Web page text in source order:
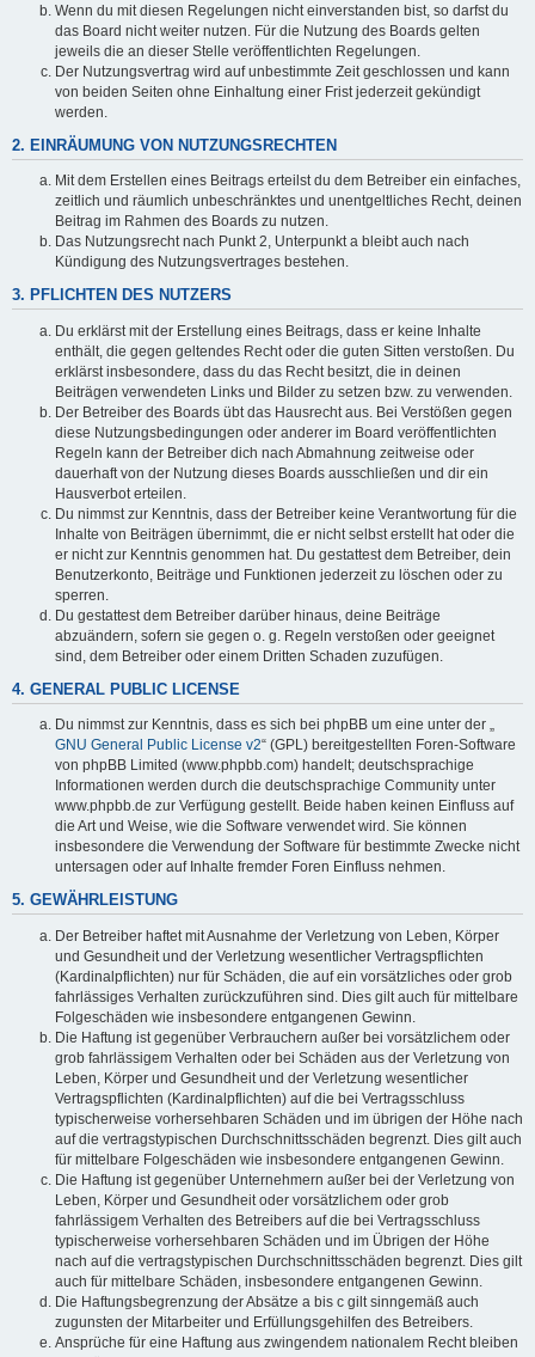
Wenn du mit diesen Regelungen nicht einverstanden bist, so darfst du
das Board nicht weiter nutzen. Für die Nutzung des Boards gelten
jeweils die an dieser Stelle veröffentlichten Regelungen.
Der Nutzungsvertrag wird auf unbestimmte Zeit geschlossen und kann
von beiden Seiten ohne Einhaltung einer Frist jederzeit gekündigt
werden.
2. EINRÄUMUNG VON NUTZUNGSRECHTEN
Mit dem Erstellen eines Beitrags erteilst du dem Betreiber ein einfaches,
zeitlich und räumlich unbeschränktes und unentgeltliches Recht, deinen
Beitrag im Rahmen des Boards zu nutzen.
Das Nutzungsrecht nach Punkt 2, Unterpunkt a bleibt auch nach
Kündigung des Nutzungsvertrages bestehen.
3. PFLICHTEN DES NUTZERS
Du erklärst mit der Erstellung eines Beitrags, dass er keine Inhalte
enthält, die gegen geltendes Recht oder die guten Sitten verstoßen. Du
erklärst insbesondere, dass du das Recht besitzt, die in deinen
Beiträgen verwendeten Links und Bilder zu setzen bzw. zu verwenden.
Der Betreiber des Boards übt das Hausrecht aus. Bei Verstößen gegen
diese Nutzungsbedingungen oder anderer im Board veröffentlichten
Regeln kann der Betreiber dich nach Abmahnung zeitweise oder
dauerhaft von der Nutzung dieses Boards ausschließen und dir ein
Hausverbot erteilen.
Du nimmst zur Kenntnis, dass der Betreiber keine Verantwortung für die
Inhalte von Beiträgen übernimmt, die er nicht selbst erstellt hat oder die
er nicht zur Kenntnis genommen hat. Du gestattest dem Betreiber, dein
Benutzerkonto, Beiträge und Funktionen jederzeit zu löschen oder zu
sperren.
Du gestattest dem Betreiber darüber hinaus, deine Beiträge
abzuändern, sofern sie gegen o. g. Regeln verstoßen oder geeignet
sind, dem Betreiber oder einem Dritten Schaden zuzufügen.
4. GENERAL PUBLIC LICENSE
Du nimmst zur Kenntnis, dass es sich bei phpBB um eine unter der „
GNU General Public License v2“ (GPL) bereitgestellten Foren-Software
von phpBB Limited (www.phpbb.com) handelt; deutschsprachige
Informationen werden durch die deutschsprachige Community unter
www.phpbb.de zur Verfügung gestellt. Beide haben keinen Einfluss auf
die Art und Weise, wie die Software verwendet wird. Sie können
insbesondere die Verwendung der Software für bestimmte Zwecke nicht
untersagen oder auf Inhalte fremder Foren Einfluss nehmen.
5. GEWÄHRLEISTUNG
Der Betreiber haftet mit Ausnahme der Verletzung von Leben, Körper
und Gesundheit und der Verletzung wesentlicher Vertragspflichten
(Kardinalpflichten) nur für Schäden, die auf ein vorsätzliches oder grob
fahrlässiges Verhalten zurückzuführen sind. Dies gilt auch für mittelbare
Folgeschäden wie insbesondere entgangenen Gewinn.
Die Haftung ist gegenüber Verbrauchern außer bei vorsätzlichem oder
grob fahrlässigem Verhalten oder bei Schäden aus der Verletzung von
Leben, Körper und Gesundheit und der Verletzung wesentlicher
Vertragspflichten (Kardinalpflichten) auf die bei Vertragsschluss
typischerweise vorhersehbaren Schäden und im übrigen der Höhe nach
auf die vertragstypischen Durchschnittsschäden begrenzt. Dies gilt auch
für mittelbare Folgeschäden wie insbesondere entgangenen Gewinn.
Die Haftung ist gegenüber Unternehmern außer bei der Verletzung von
Leben, Körper und Gesundheit oder vorsätzlichem oder grob
fahrlässigem Verhalten des Betreibers auf die bei Vertragsschluss
typischerweise vorhersehbaren Schäden und im Übrigen der Höhe
nach auf die vertragstypischen Durchschnittsschäden begrenzt. Dies gilt
auch für mittelbare Schäden, insbesondere entgangenen Gewinn.
Die Haftungsbegrenzung der Absätze a bis c gilt sinngemäß auch
zugunsten der Mitarbeiter und Erfüllungsgehilfen des Betreibers.
Ansprüche für eine Haftung aus zwingendem nationalem Recht bleiben